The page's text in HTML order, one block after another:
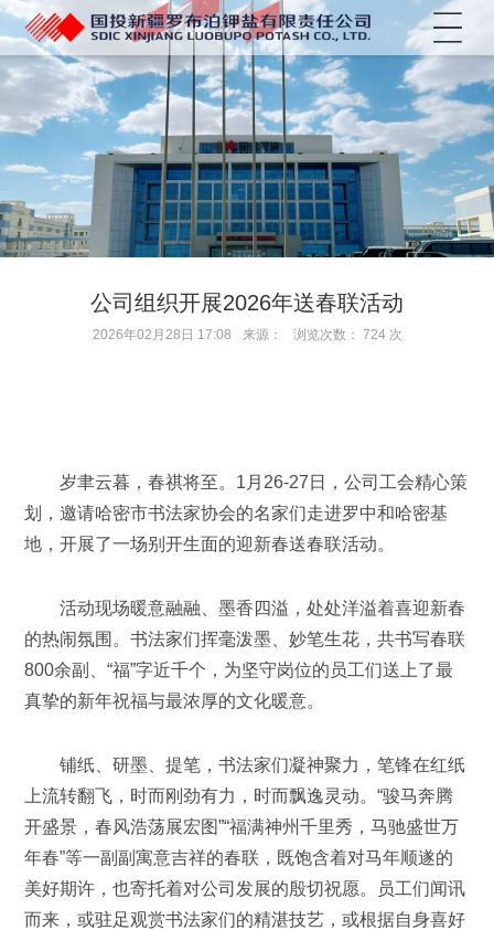
菜单
公司组织开展2026年送春联活动
2026年02月28日 17:08 来源： 浏览次数： 724 次
岁聿云暮，春祺将至。1月26-27日，公司工会精心策
划，邀请哈密市书法家协会的名家们走进罗中和哈密基
地，开展了一场别开生面的迎新春送春联活动。
活动现场暖意融融、墨香四溢，处处洋溢着喜迎新春
的热闹氛围。书法家们挥毫泼墨、妙笔生花，共书写春联
800余副、“福”字近千个，为坚守岗位的员工们送上了最
真挚的新年祝福与最浓厚的文化暖意。
铺纸、研墨、提笔，书法家们凝神聚力，笔锋在红纸
上流转翻飞，时而刚劲有力，时而飘逸灵动。“骏马奔腾
开盛景，春风浩荡展宏图”“福满神州千里秀，马驰盛世万
年春”等一副副寓意吉祥的春联，既饱含着对马年顺遂的
美好期许，也寄托着对公司发展的殷切祝愿。员工们闻讯
而来，或驻足观赏书法家们的精湛技艺，或根据自身喜好